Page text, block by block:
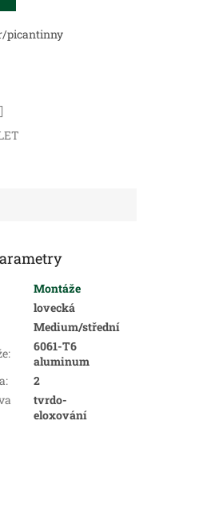
picantinny
Montáže
lovecká
Medium/střední
:
6061-T6
aluminum
:
2
tvrdo-
eloxování